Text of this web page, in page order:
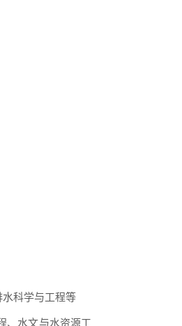
科学与工程等
、水文与水资源工